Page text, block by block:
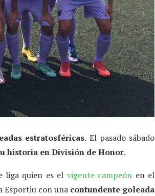
estratosféricas. El pasado sábado
historia en División de Honor.
liga quien es el vigente campeón en el
Esportiu con una contundente goleada